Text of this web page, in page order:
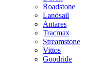
Roadstone
Landsail
Antares
Tracmax
Streamstone
Vittos
Goodride